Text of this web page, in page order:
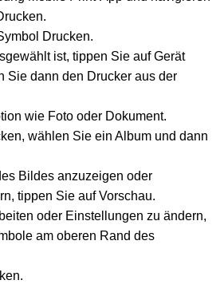
Drucken.
ist, tippen Sie auf Gerät
Sie dann den Drucker aus der
wie Foto oder Dokument.
wählen Sie ein Album und dann
Bildes anzuzeigen oder
tippen Sie auf Vorschau.
oder Einstellungen zu ändern,
am oberen Rand des